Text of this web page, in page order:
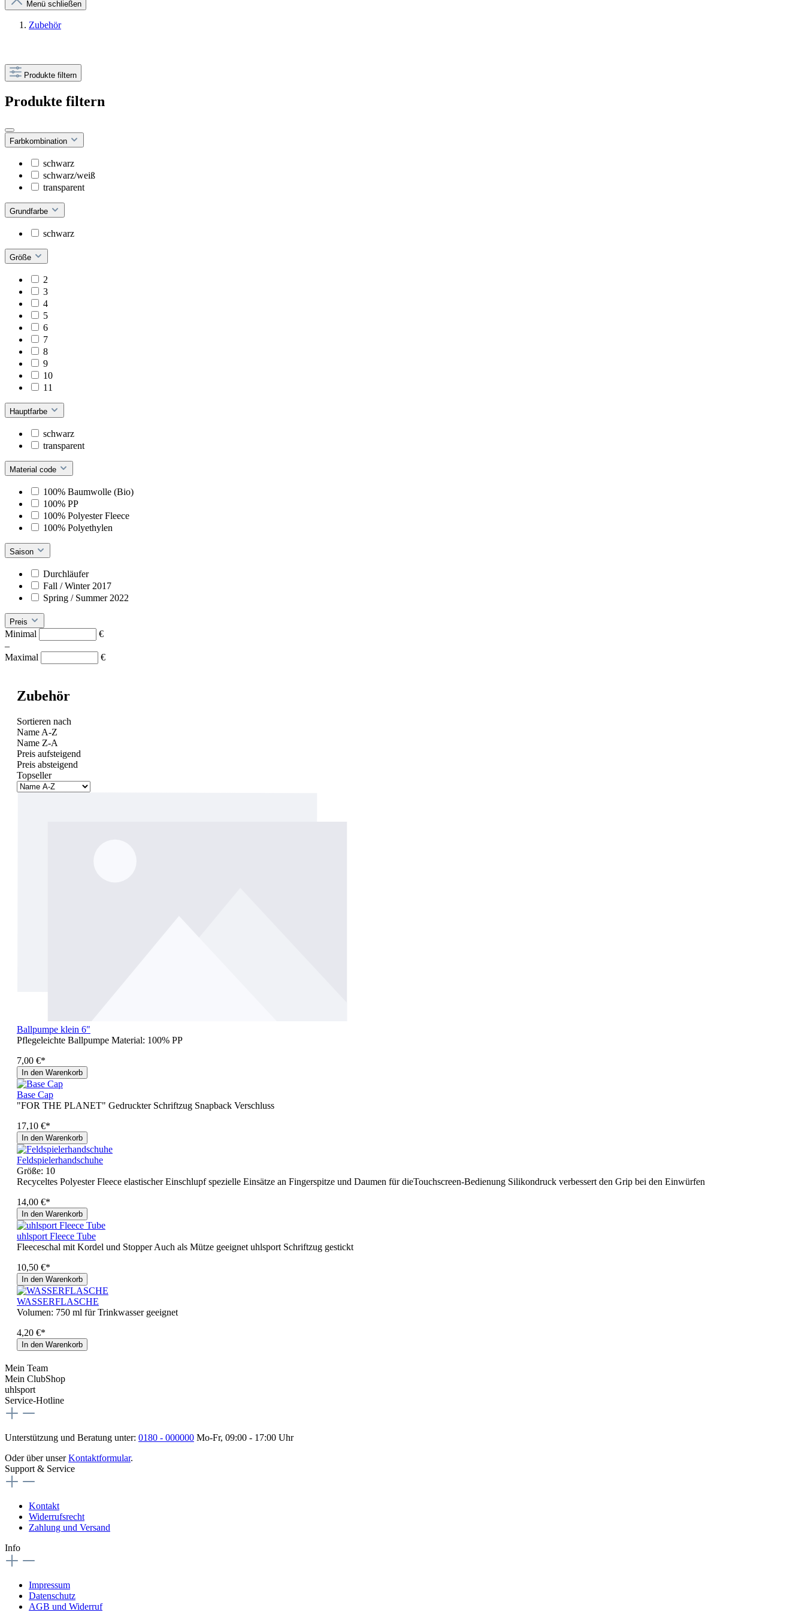
Menü schließen
Zubehör
Produkte filtern
Produkte filtern
Farbkombination
schwarz
schwarz/weiß
transparent
Grundfarbe
schwarz
Größe
2
3
4
5
6
7
8
9
10
11
Hauptfarbe
schwarz
transparent
Material code
100% Baumwolle (Bio)
100% PP
100% Polyester Fleece
100% Polyethylen
Saison
Durchläufer
Fall / Winter 2017
Spring / Summer 2022
Preis
Minimal
€
–
Maximal
€
Zubehör
Sortieren nach
Name A-Z
Name Z-A
Preis aufsteigend
Preis absteigend
Topseller
Ballpumpe klein 6"
Pflegeleichte Ballpumpe Material: 100% PP
7,00 €*
In den Warenkorb
Base Cap
"FOR THE PLANET" Gedruckter Schriftzug Snapback Verschluss
17,10 €*
In den Warenkorb
Feldspielerhandschuhe
Größe: 10
Recyceltes Polyester Fleece elastischer Einschlupf spezielle Einsätze an Fingerspitze und Daumen für dieTouchscreen-Bedienung Silikondruck verbessert den Grip bei den Einwürfen
14,00 €*
In den Warenkorb
uhlsport Fleece Tube
Fleeceschal mit Kordel und Stopper Auch als Mütze geeignet uhlsport Schriftzug gestickt
10,50 €*
In den Warenkorb
WASSERFLASCHE
Volumen: 750 ml für Trinkwasser geeignet
4,20 €*
In den Warenkorb
Mein Team
Mein ClubShop
uhlsport
Service-Hotline
Unterstützung und Beratung unter: 0180 - 000000 Mo-Fr, 09:00 - 17:00 Uhr
Oder über unserKontaktformular.
Support & Service
Kontakt
Widerrufsrecht
Zahlung und Versand
Info
Impressum
Datenschutz
AGB und Widerruf